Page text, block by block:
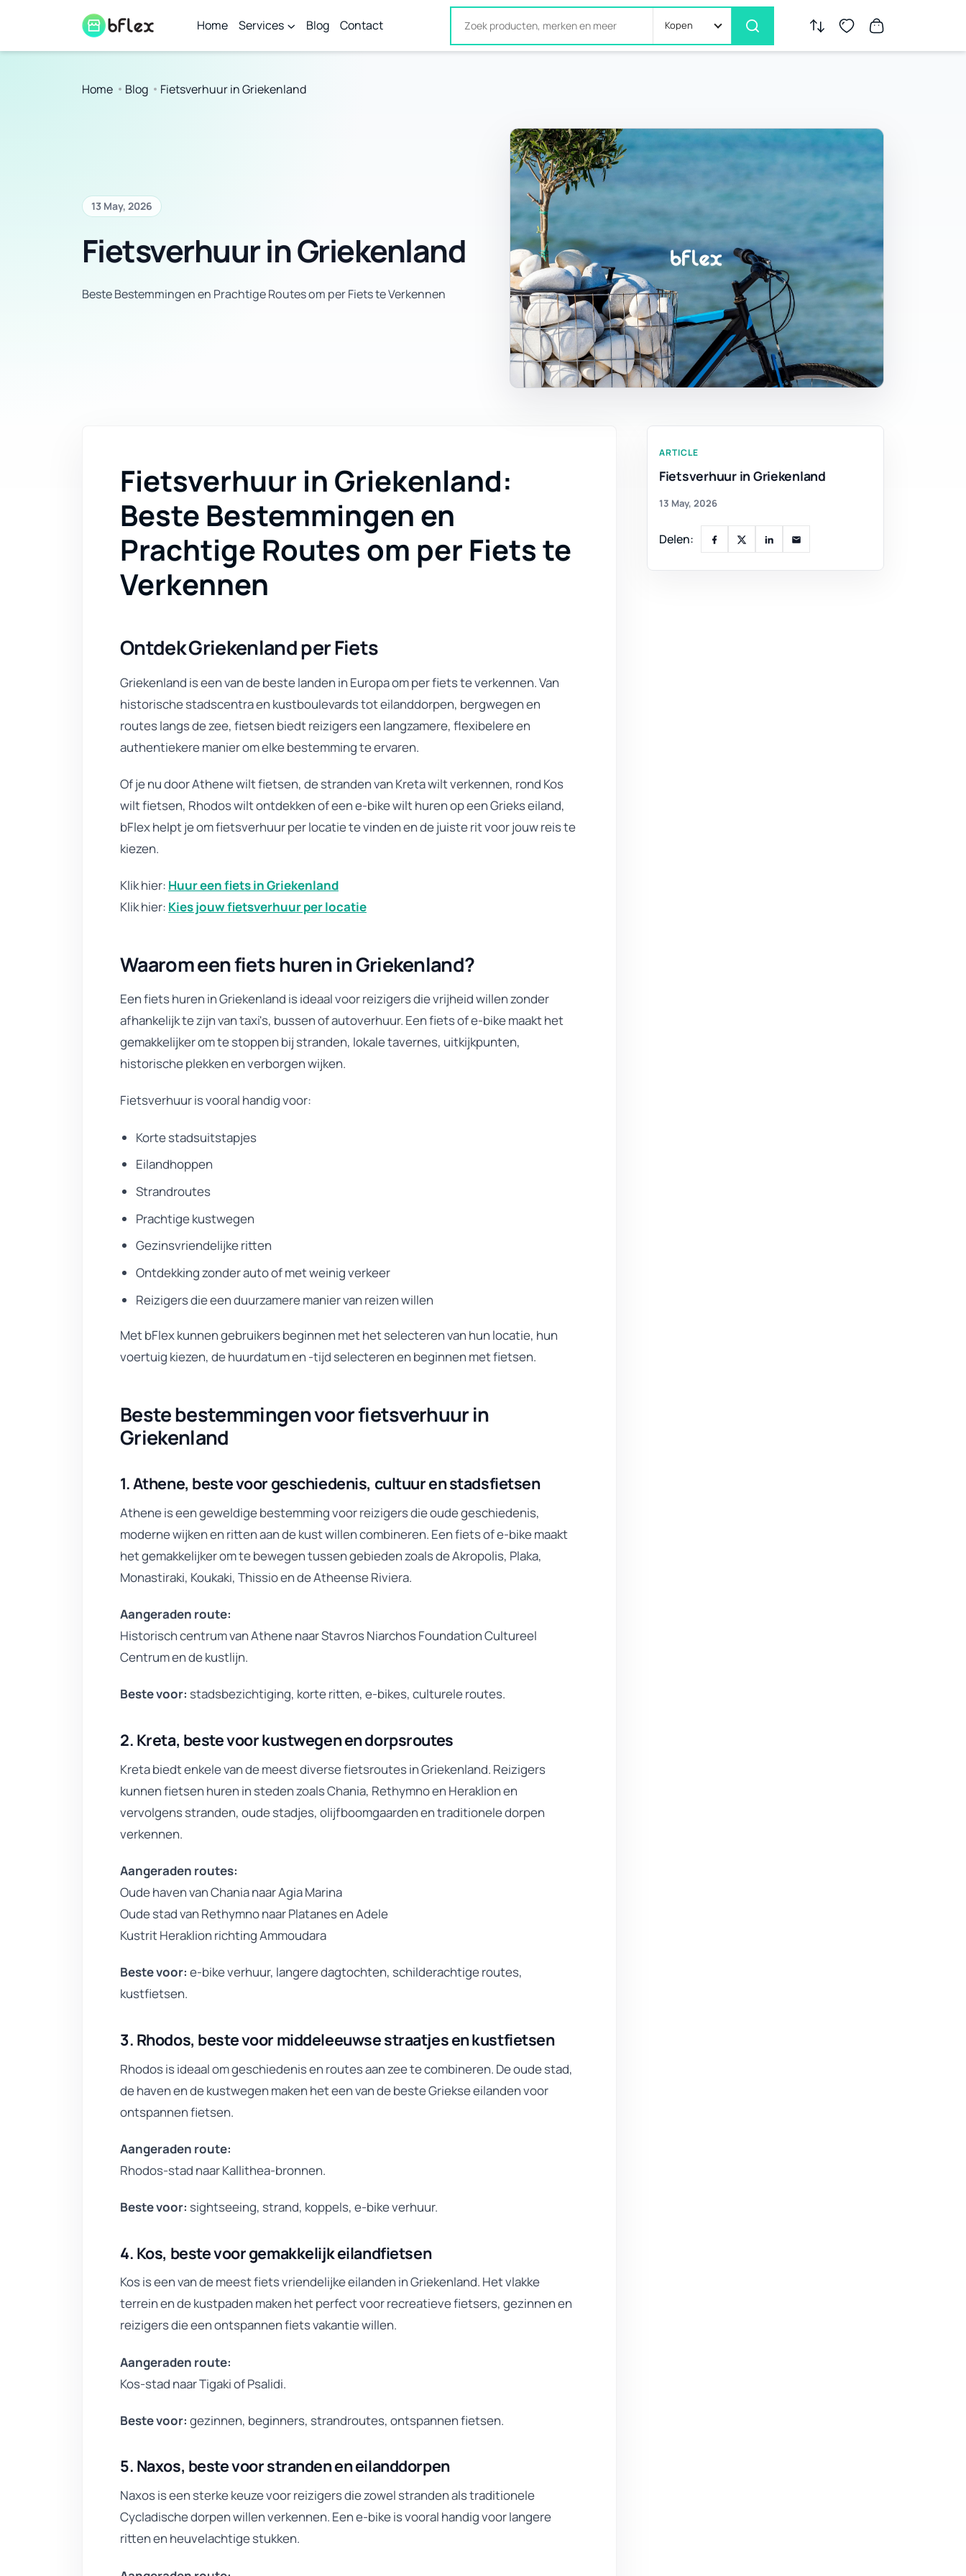
Home Services Blog Contact Kopen
Home Blog Fietsverhuur in Griekenland
13 May, 2026
Fietsverhuur in Griekenland
Beste Bestemmingen en Prachtige Routes om per Fiets te Verkennen
Fietsverhuur in Griekenland:
Beste Bestemmingen en
Prachtige Routes om per Fiets te
Verkennen
Ontdek Griekenland per Fiets
Griekenland is een van de beste landen in Europa om per fiets te verkennen. Van
historische stadscentra en kustboulevards tot eilanddorpen, bergwegen en
routes langs de zee, fietsen biedt reizigers een langzamere, flexibelere en
authentiekere manier om elke bestemming te ervaren.
Of je nu door Athene wilt fietsen, de stranden van Kreta wilt verkennen, rond Kos
wilt fietsen, Rhodos wilt ontdekken of een e-bike wilt huren op een Grieks eiland,
bFlex helpt je om fietsverhuur per locatie te vinden en de juiste rit voor jouw reis te
kiezen.
Klik hier: Huur een fiets in Griekenland
Klik hier: Kies jouw fietsverhuur per locatie
Waarom een fiets huren in Griekenland?
Een fiets huren in Griekenland is ideaal voor reizigers die vrijheid willen zonder
afhankelijk te zijn van taxi's, bussen of autoverhuur. Een fiets of e-bike maakt het
gemakkelijker om te stoppen bij stranden, lokale tavernes, uitkijkpunten,
historische plekken en verborgen wijken.
Fietsverhuur is vooral handig voor:
Korte stadsuitstapjes
Eilandhoppen
Strandroutes
Prachtige kustwegen
Gezinsvriendelijke ritten
Ontdekking zonder auto of met weinig verkeer
Reizigers die een duurzamere manier van reizen willen
Met bFlex kunnen gebruikers beginnen met het selecteren van hun locatie, hun
voertuig kiezen, de huurdatum en -tijd selecteren en beginnen met fietsen.
Beste bestemmingen voor fietsverhuur in
Griekenland
1. Athene, beste voor geschiedenis, cultuur en stadsfietsen
Athene is een geweldige bestemming voor reizigers die oude geschiedenis,
moderne wijken en ritten aan de kust willen combineren. Een fiets of e-bike maakt
het gemakkelijker om te bewegen tussen gebieden zoals de Akropolis, Plaka,
Monastiraki, Koukaki, Thissio en de Atheense Riviera.
Aangeraden route:
Historisch centrum van Athene naar Stavros Niarchos Foundation Cultureel
Centrum en de kustlijn.
Beste voor: stadsbezichtiging, korte ritten, e-bikes, culturele routes.
2. Kreta, beste voor kustwegen en dorpsroutes
Kreta biedt enkele van de meest diverse fietsroutes in Griekenland. Reizigers
kunnen fietsen huren in steden zoals Chania, Rethymno en Heraklion en
vervolgens stranden, oude stadjes, olijfboomgaarden en traditionele dorpen
verkennen.
Aangeraden routes:
Oude haven van Chania naar Agia Marina
Oude stad van Rethymno naar Platanes en Adele
Kustrit Heraklion richting Ammoudara
Beste voor: e-bike verhuur, langere dagtochten, schilderachtige routes,
kustfietsen.
3. Rhodos, beste voor middeleeuwse straatjes en kustfietsen
Rhodos is ideaal om geschiedenis en routes aan zee te combineren. De oude stad,
de haven en de kustwegen maken het een van de beste Griekse eilanden voor
ontspannen fietsen.
Aangeraden route:
Rhodos-stad naar Kallithea-bronnen.
Beste voor: sightseeing, strand, koppels, e-bike verhuur.
4. Kos, beste voor gemakkelijk eilandfietsen
Kos is een van de meest fiets vriendelijke eilanden in Griekenland. Het vlakke
terrein en de kustpaden maken het perfect voor recreatieve fietsers, gezinnen en
reizigers die een ontspannen fiets vakantie willen.
Aangeraden route:
Kos-stad naar Tigaki of Psalidi.
Beste voor: gezinnen, beginners, strandroutes, ontspannen fietsen.
5. Naxos, beste voor stranden en eilanddorpen
Naxos is een sterke keuze voor reizigers die zowel stranden als traditionele
Cycladische dorpen willen verkennen. Een e-bike is vooral handig voor langere
ritten en heuvelachtige stukken.
ARTICLE
Fietsverhuur in Griekenland
13 May, 2026
Delen: